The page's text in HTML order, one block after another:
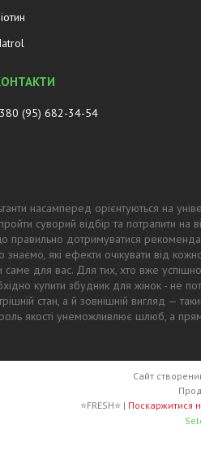
(95) 682-34-54
насамперед орієнтуються на
суворий відбір та потрапити
дотримуватися
які ефекти очікувати від
саме для вас. Для тих, хто вже
купити збудник для жінок - не
стан, а й зовнішній вигляд —
якості унеможливлює шлюб, а
Сайт
⭐FRESH⭐ | Поскаржитися